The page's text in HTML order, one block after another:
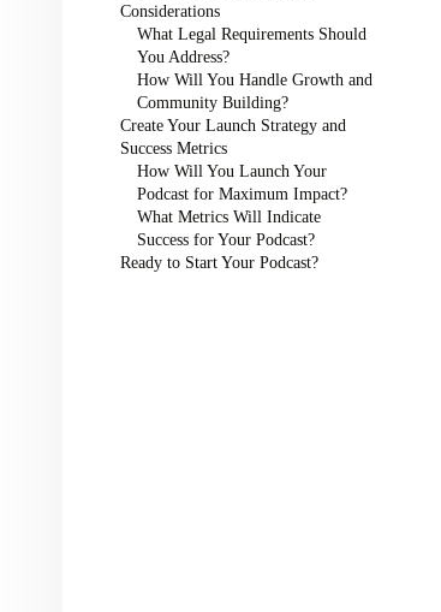
Considerations
What Legal Requirements Should
You Address?
How Will You Handle Growth and
Community Building?
Create Your Launch Strategy and
Success Metrics
How Will You Launch Your
Podcast for Maximum Impact?
What Metrics Will Indicate
Success for Your Podcast?
Ready to Start Your Podcast?